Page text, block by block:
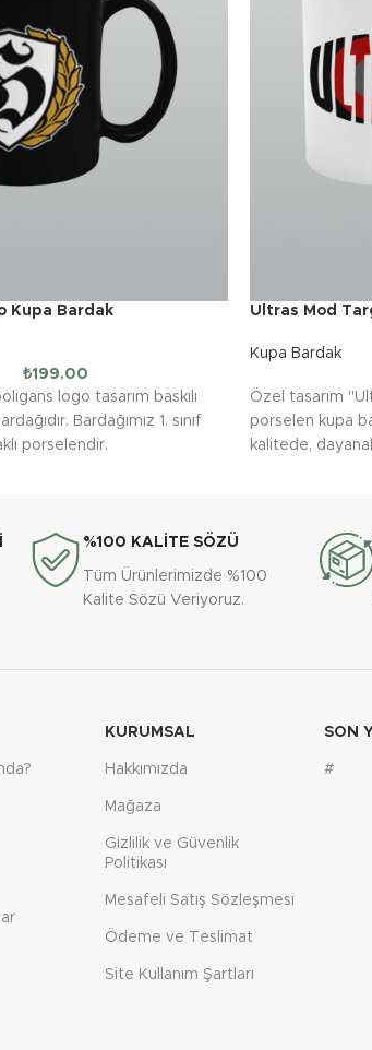
Kupa Bardak
₺199.00
logo tasarım baskılı
Bardağımız 1. sınıf
porselendir.
paketlenmesi özel strafor
yapılmaktadır.
Ultras Mod
Kupa Bardak
Özel tasarım
porselen kupa
kalitede,
elde yıkama
bardak kutuları
%100 KALİTE SÖZÜ
Tüm Ürünlerimizde %100
Kalite Sözü Veriyoruz.
KURUMSAL
Hakkımızda
Mağaza
Gizlilik ve Güvenlik
Politikası
Mesafeli Satış Sözleşmesi
Ödeme ve Teslimat
Site Kullanım Şartları
SON
#